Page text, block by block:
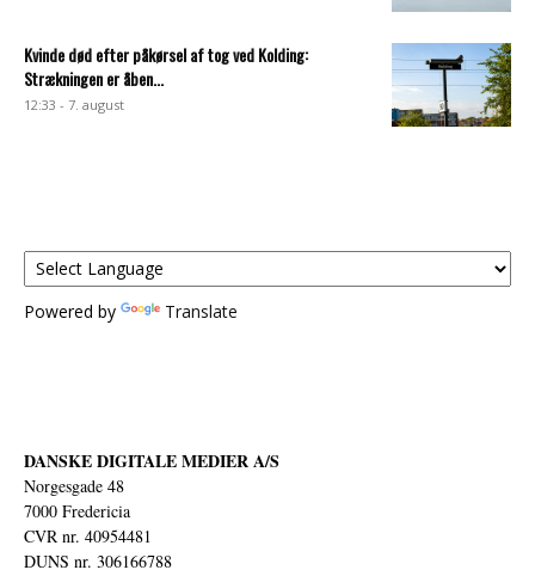
Kvinde død efter påkørsel af tog ved Kolding:
Strækningen er åben...
12:33 - 7. august
Powered by Translate
DANSKE DIGITALE MEDIER A/S
Norgesgade 48
7000 Fredericia
CVR nr. 40954481
DUNS nr. 306166788